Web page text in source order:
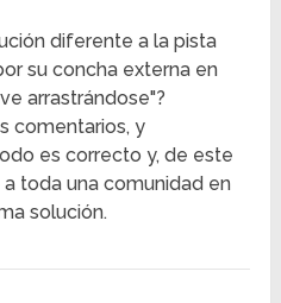
diferente a la pista
su concha externa en
arrastrándose"?
comentarios, y
es correcto y, de este
toda una comunidad en
solución.